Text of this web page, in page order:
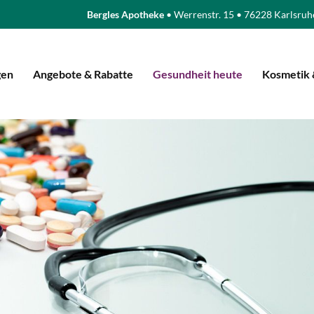
Bergles Apotheke • Werrenstr. 15 • 76228
Angebote & Rabatte Gesundheit heute Kosmetik